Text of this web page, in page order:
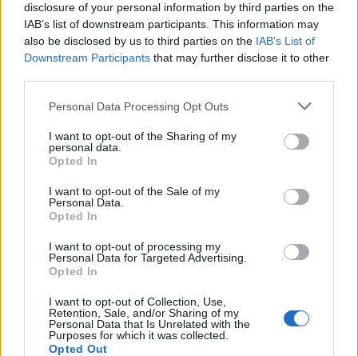
disclosure of your personal information by third parties on the
IAB’s list of downstream participants. This information may
also be disclosed by us to third parties on the IAB’s List of
Downstream Participants that may further disclose it to other
Please note that this website/app uses one or more Google
not limited to your visit or usage behaviour. You may click to
grant or deny consent to Google and its third-party tags to
use your data for below specified purposes in below Google
consent section.
Personal Data Processing Opt Outs
I want to opt-out of the Sharing of my
personal data.
Opted In
I want to opt-out of the Sale of my
Personal Data.
Opted In
I want to opt-out of processing my
Personal Data for Targeted Advertising.
Opted In
I want to opt-out of Collection, Use,
Retention, Sale, and/or Sharing of my
Personal Data that Is Unrelated with the
Purposes for which it was collected.
Opted Out
Η Γιορτή Θράψαλου από τον Πολιτιστικό Ομιλο
Αβύθου
Θηλασμός: Το «θαύμα» των πρώτων 1.000 ημερών – Τι
συμβαίνει στον εγκέφαλο του μωρού